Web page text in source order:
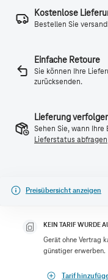
Kostenlose
Bestellen Sie
Einfache Retoure
Sie können Ihre
zurücksenden.
Lieferung
Sehen Sie, wann
Lieferstatus abfragen
Preisübersicht anzeigen
KEIN TARIF WURDE
Gerät ohne Vertrag
günstiger erwerben.
Tarif